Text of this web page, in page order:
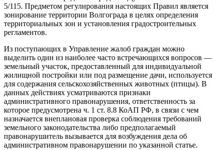
5/115. Предметом регулирования настоящих Правил является
зонирование территории Волгограда в целях определения
территориальных зон и установления градостроительных
регламентов.
Из поступающих в Управление жалоб граждан можно
выделить один из наиболее часто встречающихся вопросов —
земельный участок, предоставленный для индивидуальной
жилищной постройки или под размещение дачи, используется
для содержания сельскохозяйственных животных (птицы). В
данных действиях усматриваются признаки
административного правонарушения, ответственность за
которое предусмотрена ч. 1 ст. 8.8 КоАП РФ, в связи с чем
назначается внеплановая проверка соблюдения требований
земельного законодательства либо предполагаемый
правонарушитель вызывается для возбуждения дела об
административном правонарушении по указанной статье.